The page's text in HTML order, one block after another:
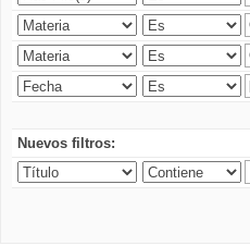
Nuevos filtros: